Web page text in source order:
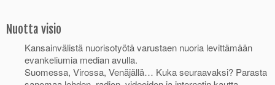
Nuotta visio
Kansainvälistä nuorisotyötä varustaen nuoria levittämään
evankeliumia median avulla.
Suomessa, Virossa, Venäjällä… Kuka seuraavaksi? Parasta